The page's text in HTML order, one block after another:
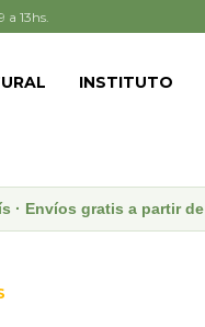
INSTITUTO
a 13hs.
· Envíos gratis a partir